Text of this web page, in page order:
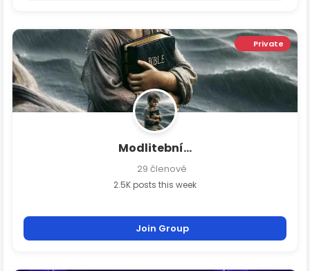
Private
Modlitební...
29 členové
2.5K posts this week
Join Group